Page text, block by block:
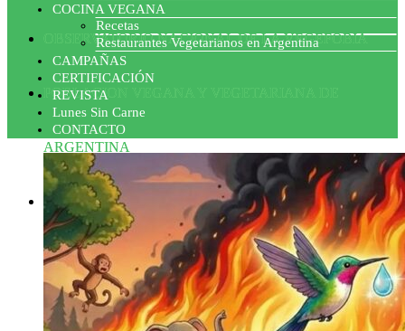
OBSERVATORIO NACIONAL DE LA VEGEFOBIA
POBLACION VEGANA Y VEGETARIANA DE
ARGENTINA
SUMATE AL LUNES SIN CARNE
COCINA VEGANA
Recetas
Restaurantes Vegetarianos en Argentina
CAMPAÑAS
CERTIFICACIÓN
REVISTA
Lunes Sin Carne
CONTACTO